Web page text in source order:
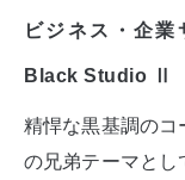
ビジネス・企業
Black Studio Ⅱ
精悍な黒基調の
の兄弟テーマと